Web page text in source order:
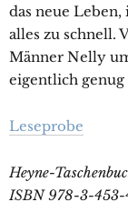
das neue
alles zu schnell.
Männer Nelly
eigentlich
Leseprobe
Heyne-
ISBN 978-3-453-